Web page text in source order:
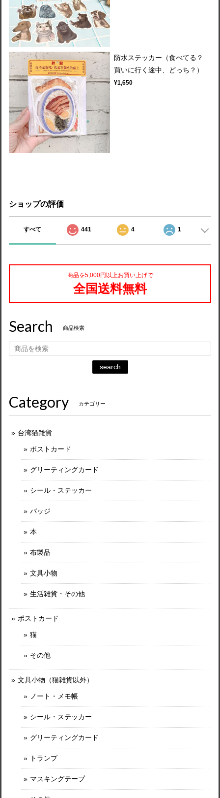
防水ステッカー（食べてる？
買いに行く途中、どっち？）
¥1,650
ショップの評価
すべて 441 4 1
商品を5,000円以上お買い上げで
全国送料無料
Search 商品検索
search
Category カテゴリー
台湾猫雑貨
ポストカード
グリーティングカード
シール・ステッカー
バッジ
本
布製品
文具小物
生活雑貨・その他
ポストカード
猫
その他
文具小物（猫雑貨以外）
ノート・メモ帳
シール・ステッカー
グリーティングカード
トランプ
マスキングテープ